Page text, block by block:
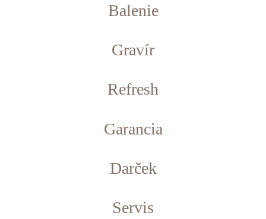
Balenie
Gravír
Refresh
Garancia
Darček
Servis